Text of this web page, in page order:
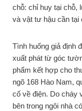
chỗ: chỉ huy tại chỗ,
và vật tư hậu cần tại
Tình huống giả định
xuất phát từ góc
phẩm kết hợp cho
ngõ 168 Hào Nam,
cố về điện. Do cháy
bên trong ngôi nhà